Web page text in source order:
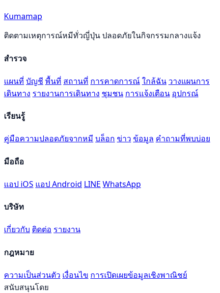
Kumamap
ติดตามเหตุการณ์หมีทั่วญี่ปุ่น ปลอดภัยในกิจกรรมกลางแจ้ง
สำรวจ
แผนที่ บัญชี พื้นที่ สถานที่ การคาดการณ์ใกล้ฉัน วางแผนการ
เดินทาง รายงานการเดินทาง ชุมชน การแจ้งเตือน อุปกรณ์
เรียนรู้
คู่มือความปลอดภัยจากหมี บล็อก ข่าว ข้อมูล คำถามที่พบบ่อย
มือถือ
แอป iOS แอป Android LINE WhatsApp
บริษัท
เกี่ยวกับ ติดต่อ รายงาน
กฎหมาย
ความเป็นส่วนตัว เงื่อนไข การเปิดเผยข้อมูลเชิงพาณิชย์
สนับสนุนโดย